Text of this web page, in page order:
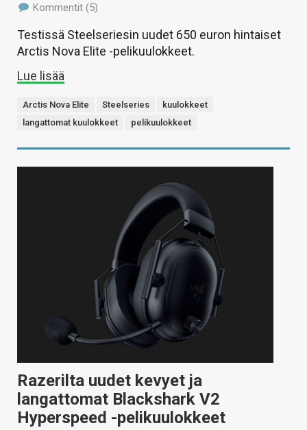
Kommentit (5)
Testissä Steelseriesin uudet 650 euron hintaiset
Arctis Nova Elite -pelikuulokkeet.
Lue lisää
Arctis Nova Elite Steelseries
kuulokkeet
langattomat kuulokkeet
pelikuulokkeet
Razerilta uudet kevyet ja
langattomat Blackshark V2
Hyperspeed -pelikuulokkeet